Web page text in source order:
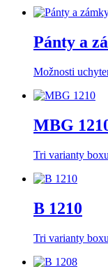
Pánty a
Možnosti
MBG
Tri varianty
B 1210
Tri varianty